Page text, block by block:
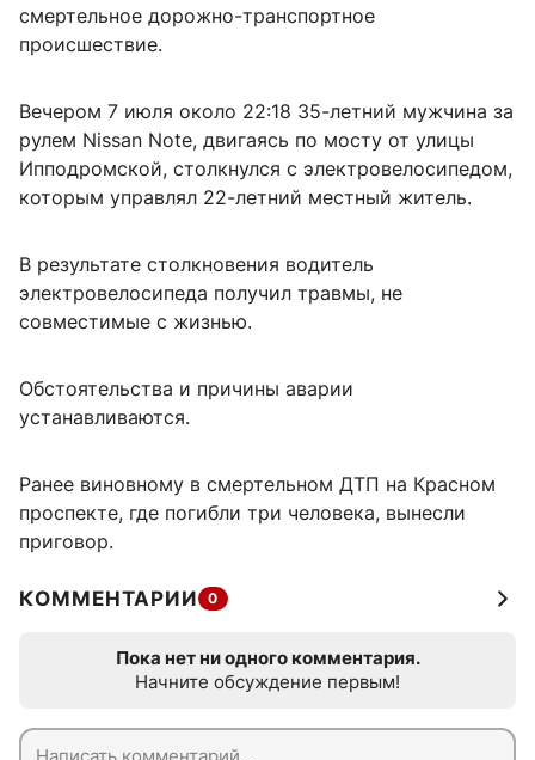
смертельное дорожно-транспортное
происшествие.
Вечером 7 июля около 22:18 35-летний мужчина за
рулем Nissan Note, двигаясь по мосту от улицы
Ипподромской, столкнулся с электровелосипедом,
которым управлял 22-летний местный житель.
В результате столкновения водитель
электровелосипеда получил травмы, не
совместимые с жизнью.
Обстоятельства и причины аварии
устанавливаются.
Ранее виновному в смертельном ДТП на Красном
проспекте, где погибли три человека, вынесли
приговор.
КОММЕНТАРИИ 0
Пока нет ни одного комментария.
Начните обсуждение первым!